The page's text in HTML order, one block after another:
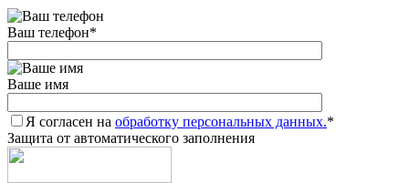
Ваш телефон*
Ваше имя
Я согласен на обработку персональных данных.*
Защита от автоматического заполнения